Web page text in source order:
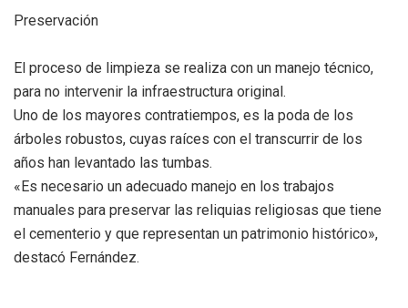
Preservación
El proceso de limpieza se realiza con un manejo técnico,
para no intervenir la infraestructura original.
Uno de los mayores contratiempos, es la poda de los
árboles robustos, cuyas raíces con el transcurrir de los
años han levantado las tumbas.
«Es necesario un adecuado manejo en los trabajos
manuales para preservar las reliquias religiosas que tiene
el cementerio y que representan un patrimonio histórico»,
destacó Fernández.